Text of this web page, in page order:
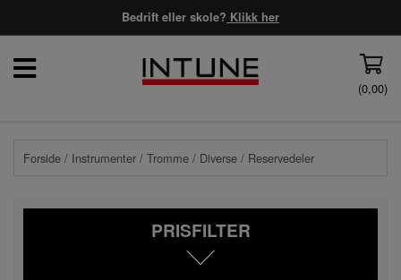
Bedrift eller skole? Klikk her
(0,00)
Forside / Instrumenter / Tromme / Diverse / Reservedeler
PRISFILTER